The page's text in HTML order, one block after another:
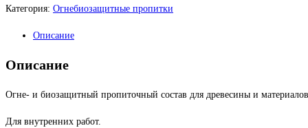
Категория: Огнебиозащитные пропитки
Описание
Описание
Огне- и биозащитный пропиточный состав для древесины и
Для внутренних работ.